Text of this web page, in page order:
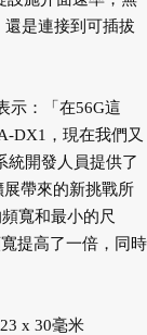
是連接到可插拔
示：「在56G這
DX1，現在我們又
統開發人員提供了
帶來的新挑戰所
寬和最小的尺
提高了一倍，同時
x 30毫米